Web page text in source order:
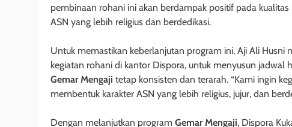
pembinaan rohani ini akan berdampak positif pada
ASN yang lebih religius dan berdedikasi.
Untuk memastikan keberlanjutan program ini, Aji Ali Husni
kegiatan rohani di kantor Dispora, untuk menyusun jadwal
Gemar Mengaji tetap konsisten dan terarah. “Kami ingin
membentuk karakter ASN yang lebih religius, jujur, dan
Dengan melanjutkan program Gemar Mengaji, Dispora